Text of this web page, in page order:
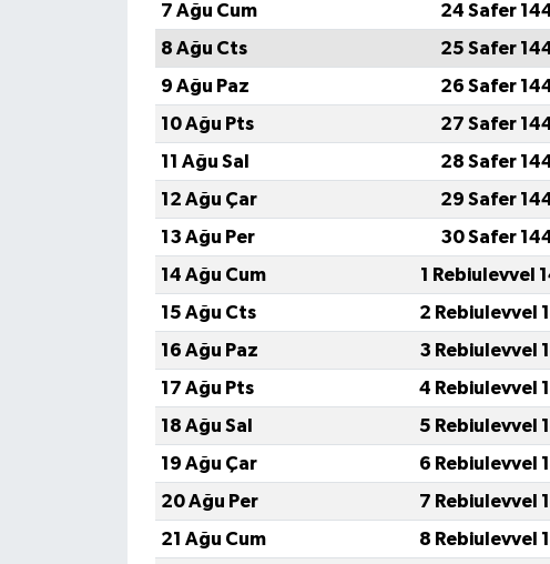
7 Ağu Cum
24 Safer
8 Ağu Cts
25 Safer
9 Ağu Paz
26 Safer
10 Ağu Pts
27 Safer
11 Ağu Sal
28 Safer
12 Ağu Çar
29 Safer
13 Ağu Per
30 Safer
14 Ağu Cum
1 Rebiulevvel
15 Ağu Cts
2 Rebiulevvel
16 Ağu Paz
3 Rebiulevvel
17 Ağu Pts
4 Rebiulevvel
18 Ağu Sal
5 Rebiulevvel
19 Ağu Çar
6 Rebiulevvel
20 Ağu Per
7 Rebiulevvel
21 Ağu Cum
8 Rebiulevvel